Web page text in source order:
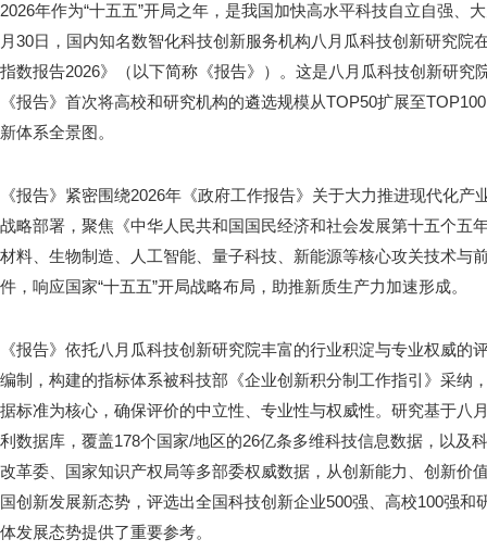
2026年作为“十五五”开局之年，是我国加快高水平科技自立自强、
月30日，国内知名数智化科技创新服务机构八月瓜科技创新研究院
指数报告2026》（以下简称《报告》）。这是八月瓜科技创新研究
《报告》首次将高校和研究机构的遴选规模从TOP50扩展至
新体系全景图。
《报告》紧密围绕2026年《政府工作报告》关于大力推进现代化
战略部署，聚焦《中华人民共和国国民经济和社会发展第十五个五
材料、生物制造、人工智能、量子科技、新能源等核心攻关技术与
件，响应国家“十五五”开局战略布局，助推新质生产力加速形成。
《报告》依托八月瓜科技创新研究院丰富的行业积淀与专业权威
编制，构建的指标体系被科技部《企业创新积分制工作指引》采纳
据标准为核心，确保评价的中立性、专业性与权威性。研究基于八
利数据库，覆盖178个国家/地区的26亿条多维科技信息数据，以及
改革委、国家知识产权局等多部委权威数据，从创新能力、创新价
国创新发展新态势，评选出全国科技创新企业500强、高校100强和
体发展态势提供了重要参考。